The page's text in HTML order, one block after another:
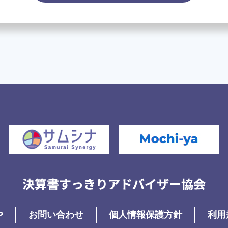
お問い合わせ 個人情報保護方針 利用